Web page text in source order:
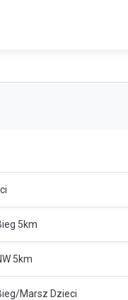
5km
5km
Marsz Dzieci